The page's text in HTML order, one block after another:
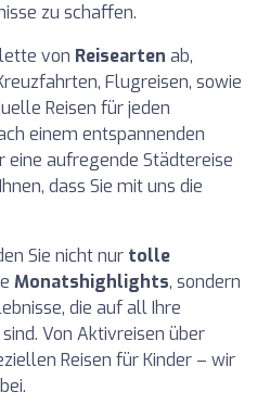
zu schaffen.
von Reisearten ab,
Flugreisen, sowie
Reisen für jeden
einem entspannenden
eine aufregende Städtereise
dass Sie mit uns die
Sie nicht nur tolle
Monatshighlights, sondern
die auf all Ihre
Von Aktivreisen über
Reisen für Kinder – wir